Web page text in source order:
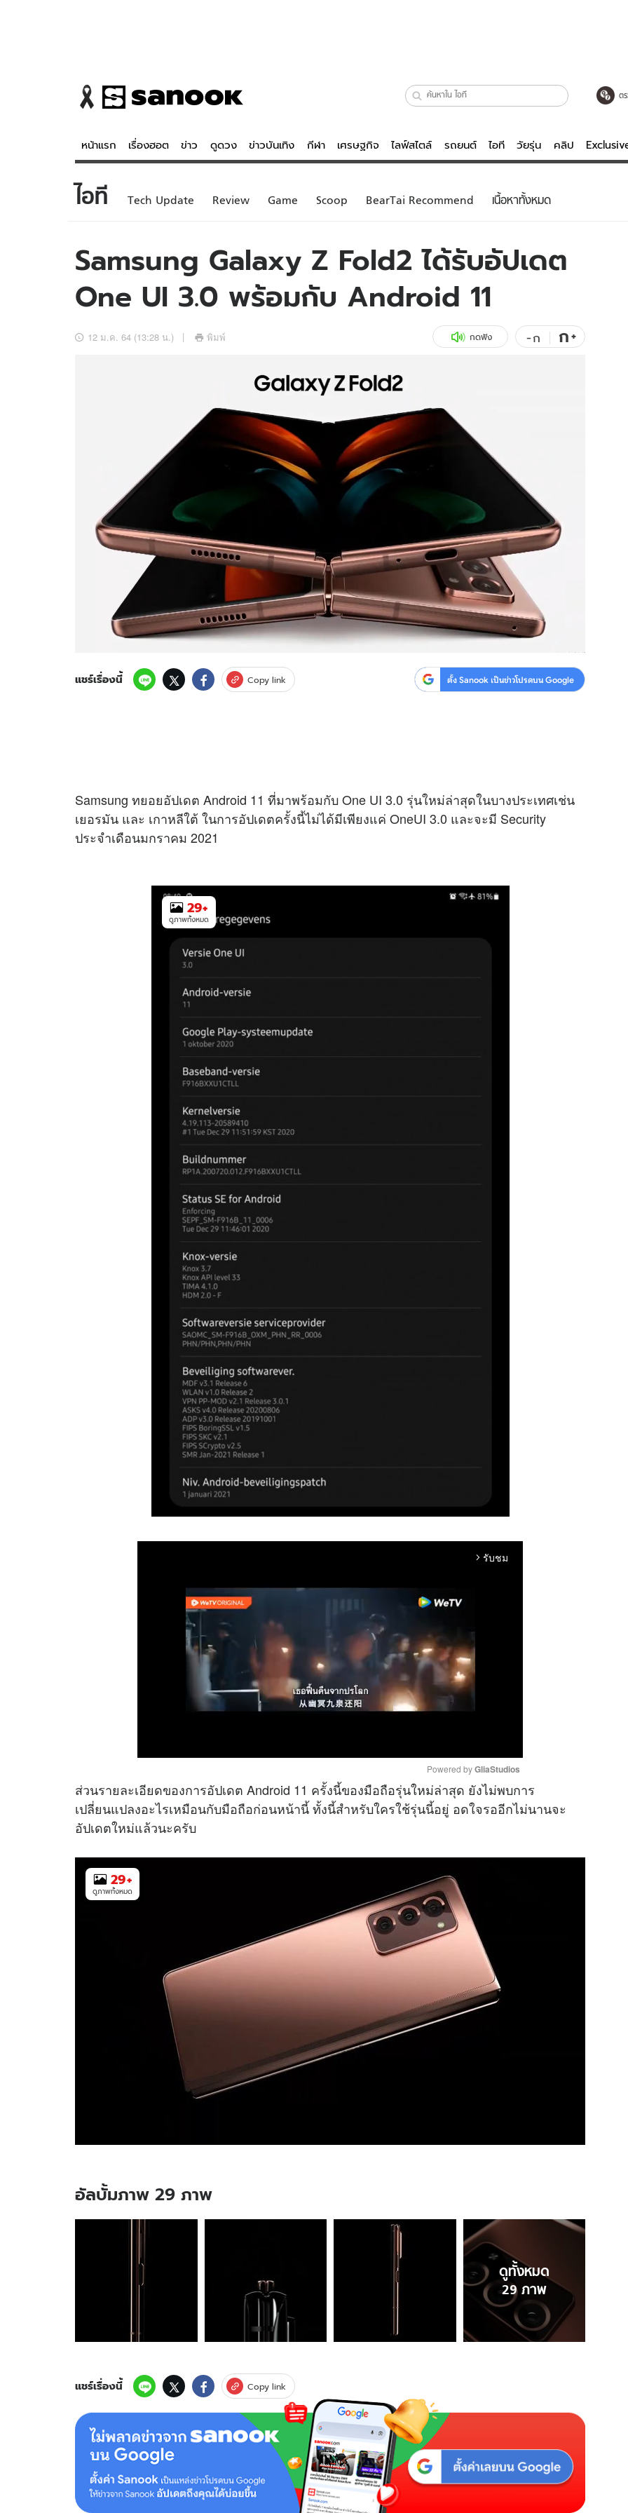
ต
หน้าแรก เรื่องฮอต ข่าว ดูดวง ข่าวบันเทิง กีฬา เศรษฐกิจ ไลฟ์สไตล์ รถยนต์ ไอที วัยรุ่น คลิป
ข่าว
ข่าวบันเทิง
ข่าวกีฬา
ข่าวเศรษฐกิจ
อัปเดตจีน
ดูดวง - ตรวจหวย
สถิติหวยไทย
หวยลาว
ไลฟ์สไตล์
วัยรุ่น
ไอที
รถยนต์
สุขภาพ
Sanook Choice
ดูทีวี
ดาวน์โหลดสนุกแอปฟรี ติดตามสนุกโซเชียลได้ที่
สงวนลิขสิทธิ์ © บริษัท อิมเมจ ฟิวเจอร์ (ประเทศไทย) จำกัด
ไอที Tech Update Review Game Scoop BearTai Recommend เนื้อหาทั้งหมด
Samsung Galaxy Z Fold2 ได้รับอัปเดต
One UI 3.0 พร้อมกับ Android 11
12 ม.ค. 64 (13:28 น.) พิมพ์ กดฟัง -ก ก+
แชร์เรื่องนี้ Copy link ตั้ง Sanook เป็นข่าวโปรดบน Google
Samsung ทยอยอัปเดต Android 11 ที่มาพร้อมกับ One UI 3.0 รุ่นใหม่ล่าสุดในบางประเทศเช่น
เยอรมัน และ เกาหลีใต้ ในการอัปเดตครั้งนี้ไม่ได้มีเพียงแค่ OneUI 3.0 และจะมี Security
ประจำเดือนมกราคม 2021
29+
ดูภาพทั้งหมด
arrow_forward_ios รับชม
M
Powered by GliaStudios
ส่วนรายละเอียดของการอัปเดต Android 11 ครั้งนี้ของมือถือรุ่นใหม่ล่าสุด ยังไม่พบการ
เปลี่ยนแปลงอะไรเหมือนกับมือถือก่อนหน้านี้ ทั้งนี้สำหรับใครใช้รุ่นนี้อยู่ อดใจรออีกไม่นานจะ
อัปเดตใหม่แล้วนะครับ
29+
ดูภาพทั้งหมด
อัลบั้มภาพ 29 ภาพ
อัลบั้ม
Fold2
อัปเดต
UI
3.0
พร้อม
Android
ดูทั้งหมด
29ภาพ
แชร์เรื่องนี้ Copy link